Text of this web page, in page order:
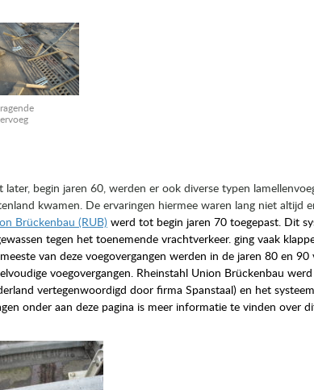
later, begin jaren 60, werden er ook diverse typen
kwamen. De ervaringen hiermee waren lang niet altijd
Brückenbau (RUB) werd tot begin jaren 70 toegepast. Dit
tegen het toenemende vrachtverkeer. ging vaak
van deze voegovergangen werden in de jaren 80 en
voegovergangen. Rheinstahl Union Brückenbau
vertegenwoordigd door firma Spanstaal) en het
onder aan deze pagina is meer informatie te vinden over